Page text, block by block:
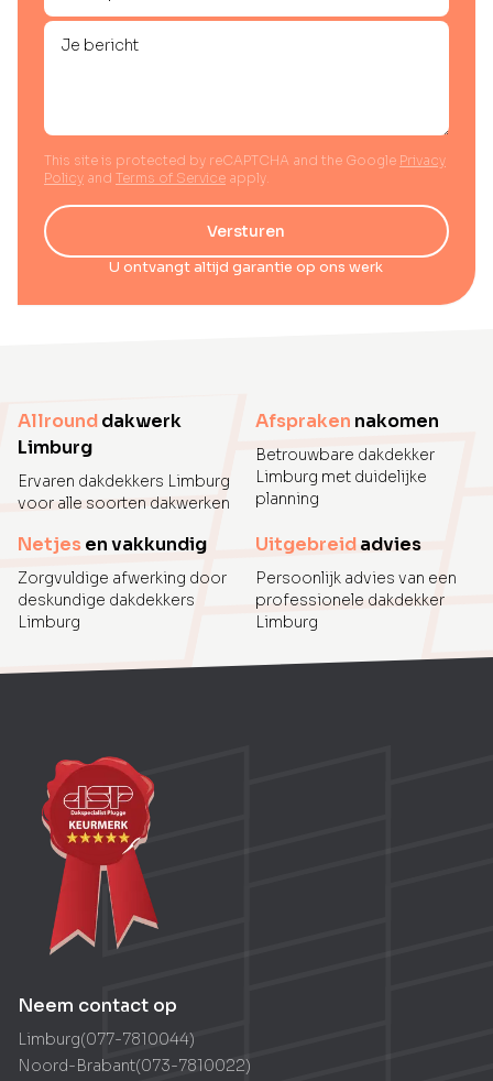
This site is protected by reCAPTCHA and the Google Privacy
Policy and Terms of Service apply.
Versturen
U ontvangt altijd garantie op ons werk
Allrounddakwerk
Limburg
Ervaren dakdekkers Limburg
voor alle soorten dakwerken
Afspraken nakomen
Betrouwbare dakdekker
Limburg met duidelijke
planning
Netjesen vakkundig
Zorgvuldige afwerking door
deskundige dakdekkers
Limburg
Uitgebreidadvies
Persoonlijk advies van een
professionele dakdekker
Limburg
Neem contact op
Limburg(077-7810044)
Noord-Brabant(073-7810022)